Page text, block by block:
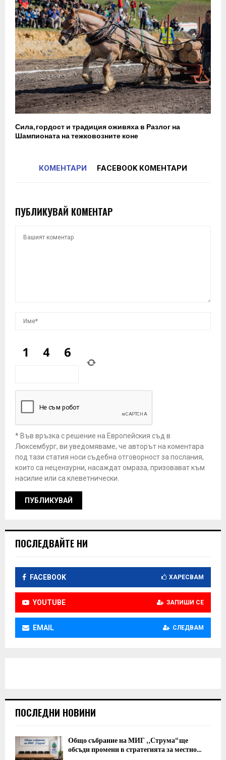
Сила, гордост и традиция оживяха в Разлог на
Шампионата на тежковозните коне
КОМЕНТАРИ FACEBOOK КОМЕНТАРИ
ПУБЛИКУВАЙ КОМЕНТАР
* Във връзка с решение на Европейския съд в
Люксембург, ви уведомяваме, че авторът на коментара
под тази статия носи съдебна отговорност за послания,
които са нецензурни, насаждат омраза, призовават към
насилие или са клеветнически.
ПОСЛЕДВАЙТЕ НИ
FACEBOOK ХАРЕСВАМ
YOUTUBE ЗАПИШИ СЕ
EMAIL СЛЕДВАМ
ПОСЛЕДНИ НОВИНИ
Общо събрание на МИГ „Струма“ ще
обсъди промени в стратегията за местно...